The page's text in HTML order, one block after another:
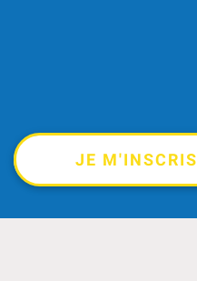
JE M'INSCRIS